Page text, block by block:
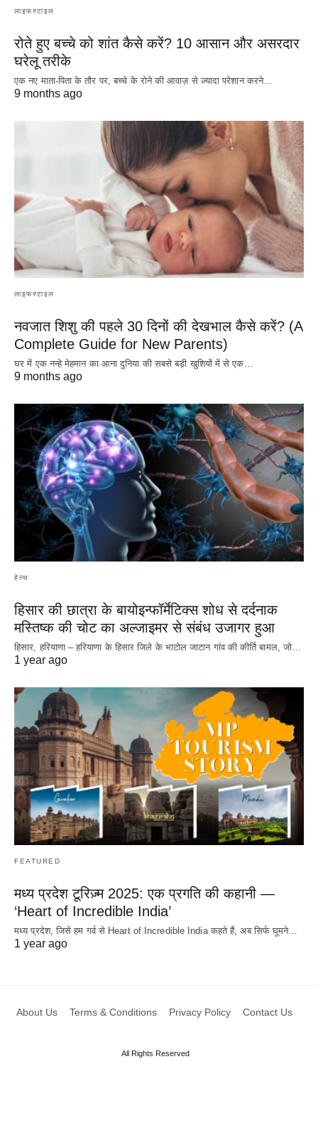
लाइफस्टाइल
रोते हुए बच्चे को शांत कैसे करें? 10 आसान और असरदार
घरेलू तरीके
एक नए माता-पिता के तौर पर, बच्चे के रोने की आवाज़ से ज़्यादा परेशान करने…
9 months ago
लाइफस्टाइल
नवजात शिशु की पहले 30 दिनों की देखभाल कैसे करें? (A
Complete Guide for New Parents)
घर में एक नन्हे मेहमान का आना दुनिया की सबसे बड़ी खुशियों में से एक…
9 months ago
हेल्थ
हिसार की छात्रा के बायोइन्फॉर्मेटिक्स शोध से दर्दनाक
मस्तिष्क की चोट का अल्जाइमर से संबंध उजागर हुआ
हिसार, हरियाणा – हरियाणा के हिसार जिले के भाटोल जाटान गांव की कीर्ति बामल, जो…
1 year ago
FEATURED
मध्य प्रदेश टूरिज़्म 2025: एक प्रगति की कहानी —
‘Heart of Incredible India’
मध्य प्रदेश, जिसे हम गर्व से Heart of Incredible India कहते हैं, अब सिर्फ घूमने…
1 year ago
About Us Terms & Conditions Privacy Policy Contact Us
All Rights Reserved